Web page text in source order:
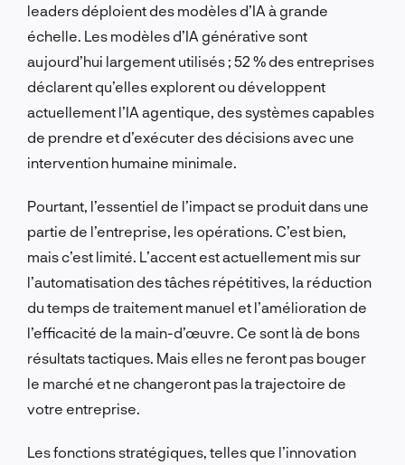
leaders déploient des modèles d’IA à grande
échelle. Les modèles d’IA générative sont
aujourd’hui largement utilisés ; 52 % des entreprises
déclarent qu’elles explorent ou développent
actuellement l’IA agentique, des systèmes capables
de prendre et d’exécuter des décisions avec une
intervention humaine minimale.
Pourtant, l’essentiel de l’impact se produit dans une
partie de l’entreprise, les opérations. C’est bien,
mais c’est limité. L’accent est actuellement mis sur
l’automatisation des tâches répétitives, la réduction
du temps de traitement manuel et l’amélioration de
l’efficacité de la main-d’œuvre. Ce sont là de bons
résultats tactiques. Mais elles ne feront pas bouger
le marché et ne changeront pas la trajectoire de
votre entreprise.
Les fonctions stratégiques, telles que l’innovation